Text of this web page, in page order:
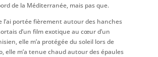
de la Méditerranée, mais pas que.
l’ai portée fièrement autour des hanches
d’un film exotique au cœur d’un
elle m’a protégée du soleil lors de
elle m’a tenue chaud autour des épaules